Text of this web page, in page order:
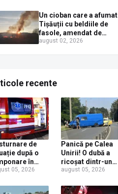
plină zi
Un cioban care a afumat
Tișăuții cu beldiile de
fasole, amendat de
pompierii ISU Suceava
august 02, 2026
recente
de
după o
în
Un
la 24 de
05, 2026
Panică pe Calea
Unirii! O dubă a
ricoșat dintr-un
stâlp direct într-
și fetița ei de 6
august 05, 2026